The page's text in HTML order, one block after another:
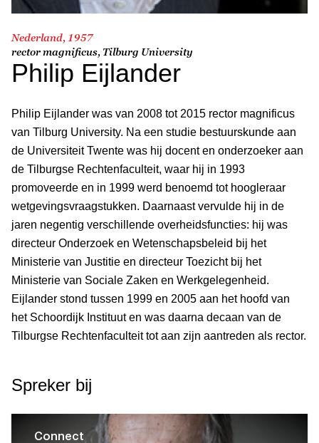
Nederland, 1957
rector magnificus, Tilburg University
Philip Eijlander
Philip Eijlander was van 2008 tot 2015 rector magnificus
van Tilburg University. Na een studie bestuurskunde aan
de Universiteit Twente was hij docent en onderzoeker aan
de Tilburgse Rechtenfaculteit, waar hij in 1993
promoveerde en in 1999 werd benoemd tot hoogleraar
wetgevingsvraagstukken. Daarnaast vervulde hij in de
jaren negentig verschillende overheidsfuncties: hij was
directeur Onderzoek en Wetenschapsbeleid bij het
Ministerie van Justitie en directeur Toezicht bij het
Ministerie van Sociale Zaken en Werkgelegenheid.
Eijlander stond tussen 1999 en 2005 aan het hoofd van
het Schoordijk Instituut en was daarna decaan van de
Tilburgse Rechtenfaculteit tot aan zijn aantreden als rector.
Spreker bij
Connect